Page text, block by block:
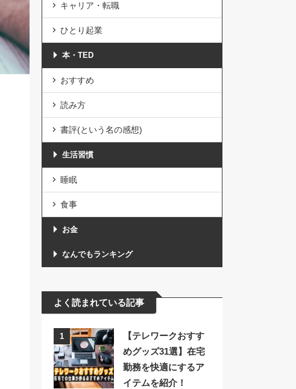
キャリア・転職
ひとり起業
本・TED
おすすめ
読み方
書評(という名の感想)
生活習慣
睡眠
食事
お金
なんでもランキング
よく読まれている記事
1
【テレワークおすす
めグッズ31選】在宅
勤務を快適にするア
イテムを紹介！